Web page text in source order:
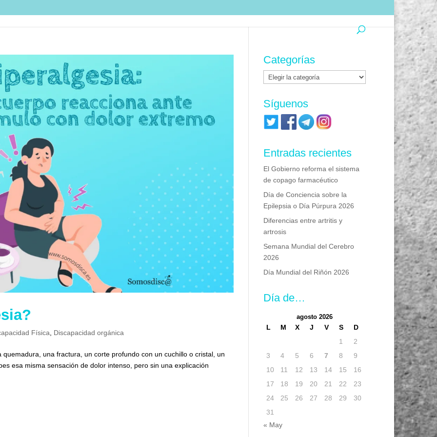
Física Discapacidad orgánica
una fractura, un corte profundo con un cuchillo o cristal, un
esa misma sensación de dolor intenso, pero sin una explicación
Categorías
Categorías
Síguenos
Entradas recientes
El Gobierno reforma el sistema
de copago farmacéutico
Día de Conciencia sobre la
Epilepsia o Día Púrpura 2026
Diferencias entre artritis y
artrosis
Semana Mundial del Cerebro
2026
Día Mundial del Riñón 2026
Día de…
agosto 2026
L M X J V S
D
1
2
3
4 5 6 7 8
9
10
11 12 13 14 15
16
17
18 19 20 21 22
23
24
25 26 27 28 29
30
31
« May